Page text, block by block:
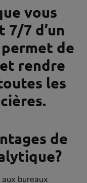
vous
7/7 d’un
de
rendre
les
de
bureaux